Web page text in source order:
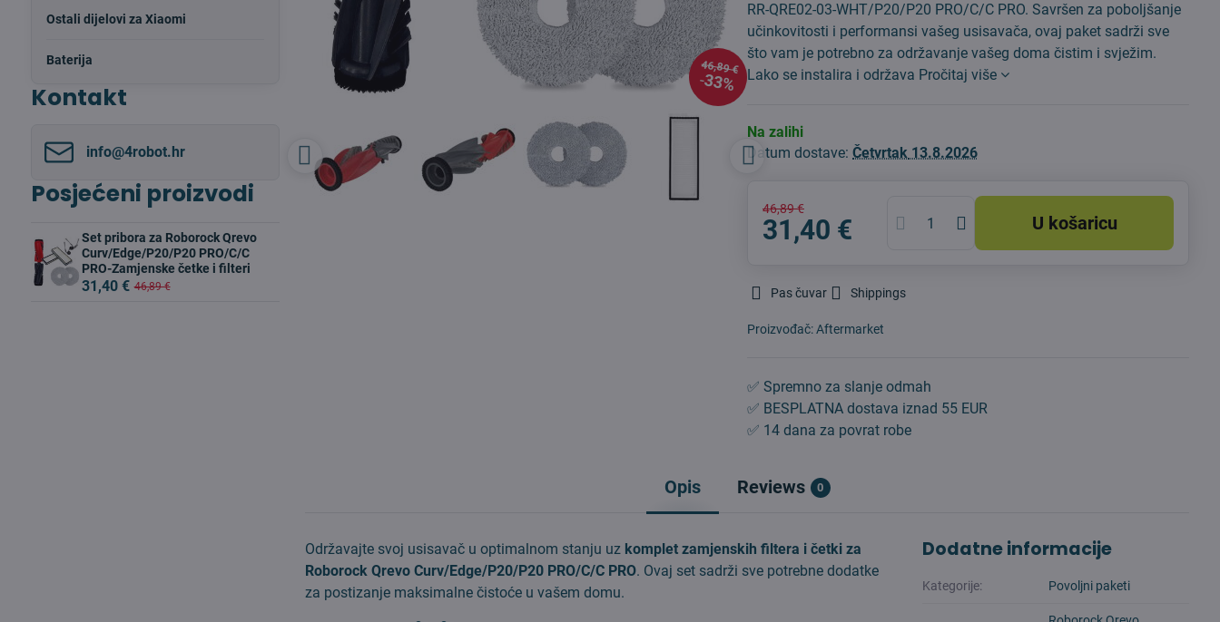
46,89 €
33%
RR-QRE02-03-WHT/P20/P20 PRO/C/C PRO. Savršen za poboljšanje
učinkovitosti i performansi vašeg usisavača, ovaj paket sadrži sve
što vam je potrebno za održavanje vašeg doma čistim i svježim.
Lako se instalira i održava Pročitaj više
Na zalihi
Datum dostave:Četvrtak 13.8.2026
46,89 €
31,40 € U košaricu
Pas čuvar Shippings
Proizvođač:Aftermarket
✅ Spremno za slanje odmah
✅ BESPLATNA dostava iznad 55 EUR
✅ 14 dana za povrat robe
Opis Reviews 0
Održavajte svoj usisavač u optimalnom stanju uz komplet zamjenskih filtera i četki za
Roborock Qrevo Curv/Edge/P20/P20 PRO/C/C PRO. Ovaj set sadrži sve potrebne dodatke
za postizanje maksimalne čistoće u vašem domu.
Dodatne informacije
Kategorije: Povoljni paketi
Ostali dijelovi za Xiaomi
Baterija
Kontakt
info​@4robot​.hr
Posjećeni proizvodi
Set pribora za Roborock Qrevo
Curv/Edge/P20/P20 PRO/C/C
PRO-Zamjenske četke i filteri
31,40 € 46,89 €